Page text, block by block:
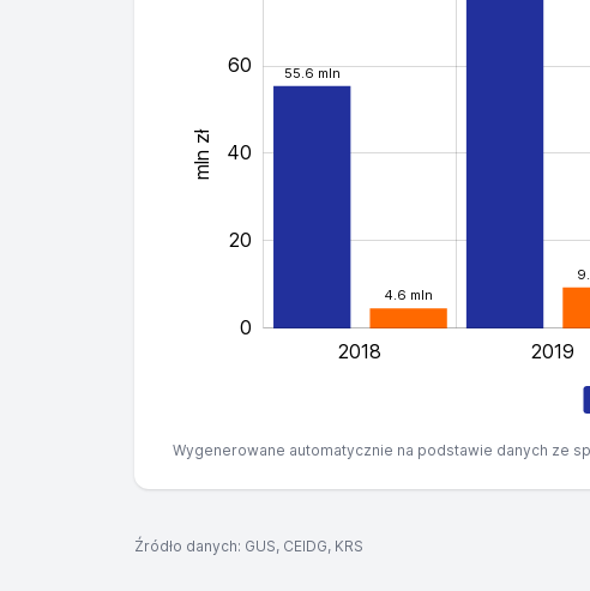
55.6 mln
4.6 mln
mln zł 40
0
20
40
60
2018 2019
Wygenerowane automatycznie na podstawie danych ze
Źródło danych: GUS, CEIDG, KRS